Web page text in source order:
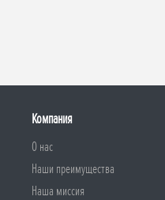
Компания
О нас
Наши преимущества
Наша миссия